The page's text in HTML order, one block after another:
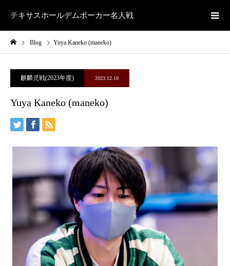
テキサスホールデムポーカー名人戦
Blog Yuya Kaneko (maneko)
麒麟児戦(2023年度) 2023.12.10
Yuya Kaneko (maneko)